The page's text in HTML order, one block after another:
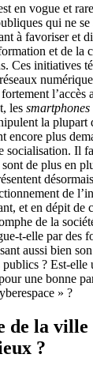
en vogue et
qui ne
à favoriser et
et de la
Ces initiatives
l’accès
les smartphones
la plupart
encore plus
socialisation. Il
de plus en
de
et en dépit de
de la
t-elle par des
aussi bien
publics ? Est-
une bonne
» ?
de la ville
?